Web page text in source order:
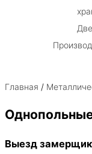
Главная /
Выезд